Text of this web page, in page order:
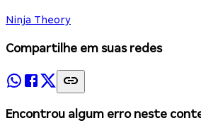
Ninja Theory
Compartilhe em suas redes
Encontrou algum erro neste